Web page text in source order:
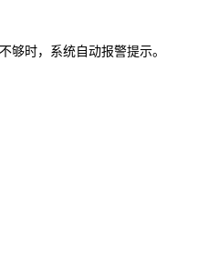
够时，系统自动报警提示。